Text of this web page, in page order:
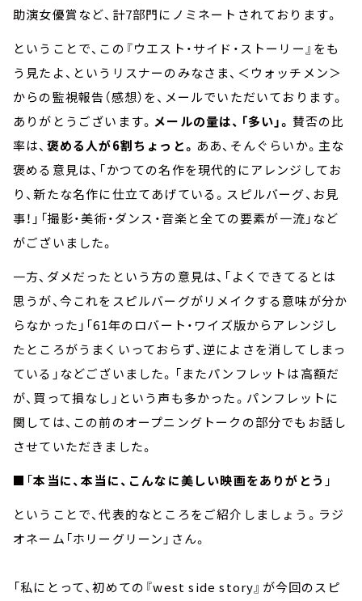
助演女優賞など、計7部門にノミネートされております。
ということで、この『ウエスト・サイド・ストーリー』をも
う見たよ、というリスナーのみなさま、＜ウォッチメン＞
からの監視報告（感想）を、メールでいただいております。
ありがとうございます。 メールの量は、「多い」。 賛否の比
率は、 褒める人が6割ちょっと。 ああ、そんぐらいか。主な
褒める意見は、「かつての名作を現代的にアレンジしてお
り、新たな名作に仕立てあげている。スピルバーグ、お見
事！」「撮影・美術・ダンス・音楽と全ての要素が一流」など
がございました。
一方、ダメだったという方の意見は、「よくできてるとは
思うが、今これをスピルバーグがリメイクする意味が分か
らなかった」「61年のロバート・ワイズ版からアレンジし
たところがうまくいっておらず、逆によさを消してしまっ
ている」などございました。「またパンフレットは高額だ
が、買って損なし」という声も多かった。パンフレットに
関しては、この前のオープニングトークの部分でもお話し
させていただきました。
■「本当に、本当に、こんなに美しい映画をありがとう 」
ということで、代表的なところをご紹介しましょう。ラジ
オネーム「ホリーグリーン」さん。
「私にとって、初めての『west side story』が今回のスピ